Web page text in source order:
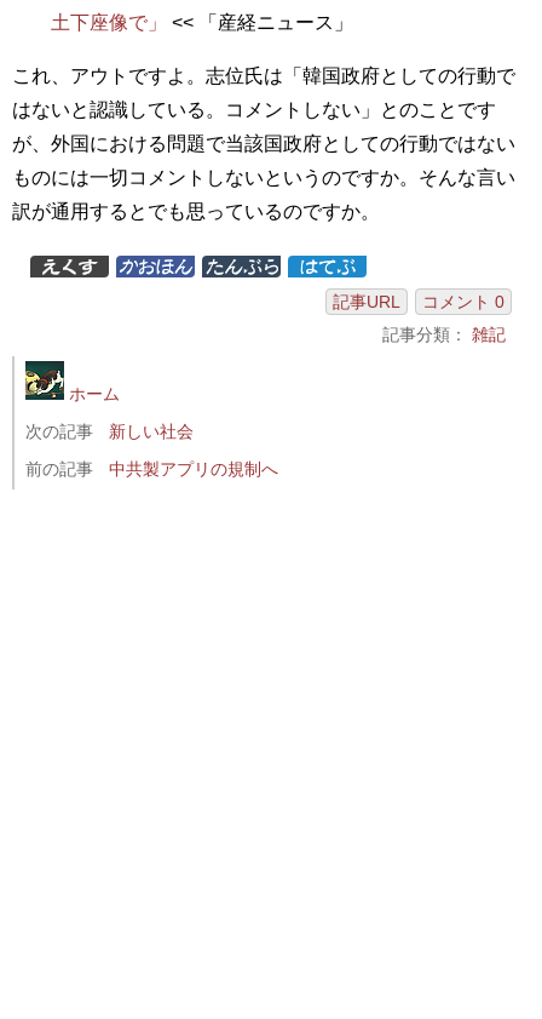
土下座像で」
<< 「産経ニュース」
これ、アウトですよ。志位氏は「韓国政府としての行動で
はないと認識している。コメントしない」とのことです
が、外国における問題で当該国政府としての行動ではない
ものには一切コメントしないというのですか。そんな言い
訳が通用するとでも思っているのですか。
記事URL
コメント 0
記事分類： 雑記
ホーム
次の記事
新しい社会
前の記事
中共製アプリの規制へ